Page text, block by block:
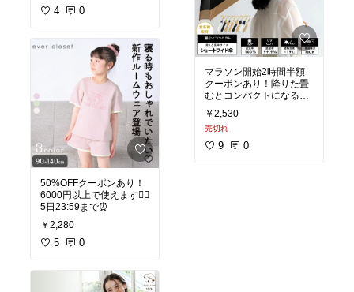
4 0
50%OFFクーポンあり！
6000円以上で使えます🙆‍♀️
5日23:59まで⏰
￥2,280
5 0
マラソン開始2時間半額
クーポンあり！降りた畳
むとコンパクトになる日
傘☂️☀️ 晴雨兼用🙌
【UV遮蔽率100%・遮光
率100%】 完全遮光 日傘
￥2,530
売切れ
9 0